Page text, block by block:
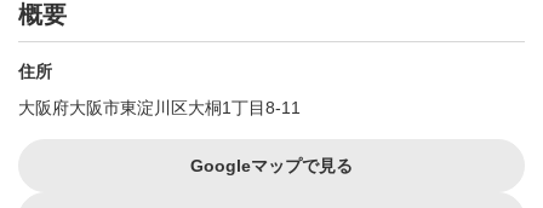
概要
住所
大阪府大阪市東淀川区大桐1丁目8-11
Googleマップで見る